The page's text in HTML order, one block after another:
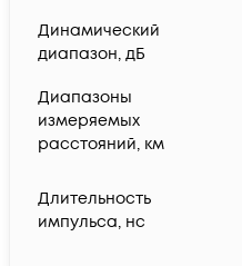
Динамический
диапазон, дБ
Диапазоны
измеряемых
расстояний, км
Длительность
импульса, нс